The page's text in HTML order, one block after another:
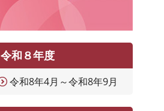
令和８年度
令和8年4月～令和8年9月